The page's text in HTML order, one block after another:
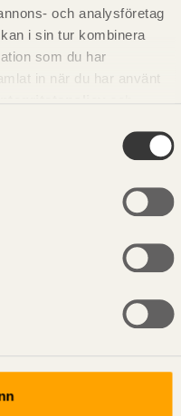
och analysföretag
i sin tur kombinera
som du har
in när du har använt
innebär att dina